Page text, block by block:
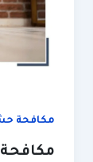
مكافحة